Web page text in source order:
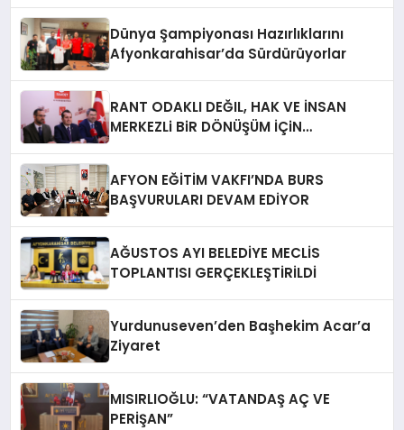
Dünya Şampiyonası Hazırlıklarını
Afyonkarahisar’da Sürdürüyorlar
RANT ODAKLI DEĞIL, HAK VE İNSAN
MERKEZLi BiR DÖNÜŞÜM İÇiN
AFYON EĞİTİM VAKFI’NDA BURS
BAŞVURULARI DEVAM EDİYOR
AĞUSTOS AYI BELEDİYE MECLİS
TOPLANTISI GERÇEKLEŞTİRİLDİ
Yurdunuseven’den Başhekim Acar’a
Ziyaret
MISIRLIOĞLU: “VATANDAŞ AÇ VE
PERİŞAN”